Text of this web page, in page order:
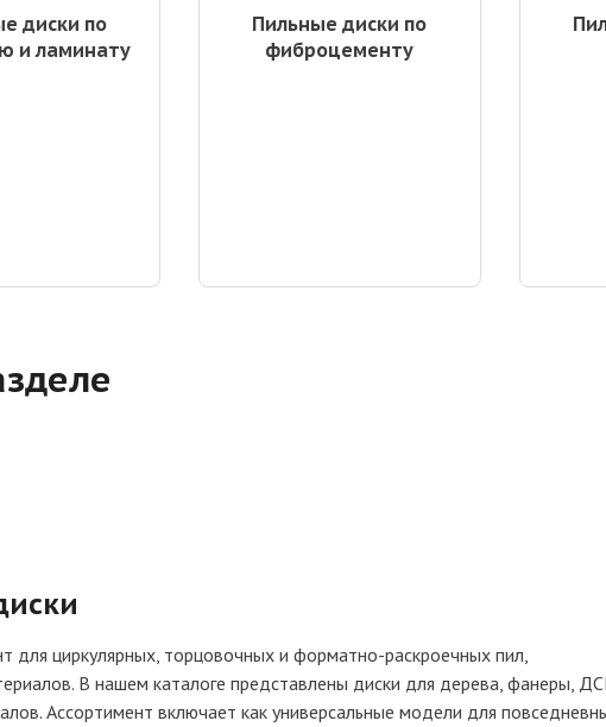
диски по
и ламинату
Пильные диски по
фиброцементу
для циркулярных, торцовочных и форматно-раскроечных пил,
В нашем каталоге представлены диски для дерева, фанеры,
Ассортимент включает как универсальные модели для